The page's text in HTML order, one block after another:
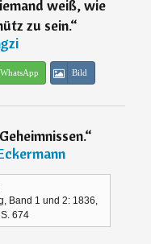
weiß, wie
zu sein.“
WhatsApp Bild
“
Band 1 und 2: 1836,
674